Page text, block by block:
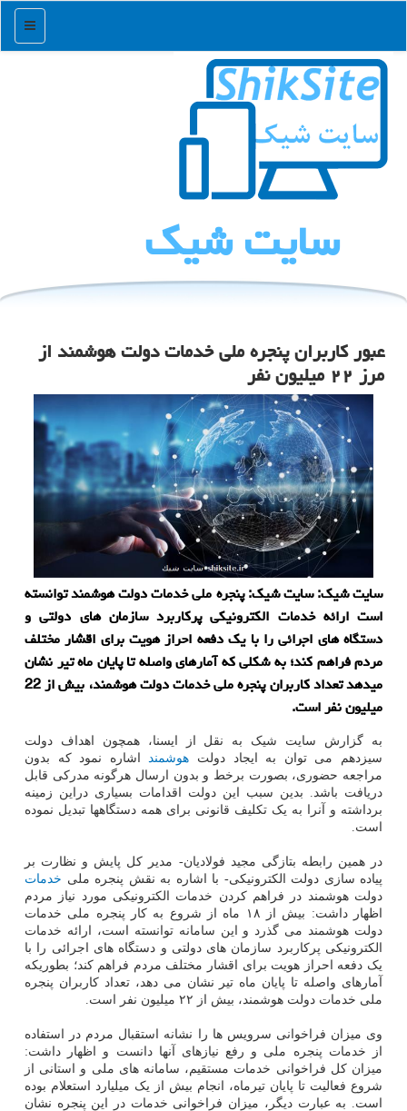
منو
سایت شیك
عبور کاربران پنجره ملی خدمات دولت هوشمند از
مرز ۲۲ میلیون نفر
سایت شیک: سایت شیک: پنجره ملی خدمات دولت هوشمند توانسته
است ارائه خدمات الکترونیکی پرکاربرد سازمان های دولتی و
دستگاه های اجرائی را با یک دفعه احراز هویت برای اقشار مختلف
مردم فراهم کند؛ به شکلی که آمارهای واصله تا پایان ماه تیر نشان
میدهد تعداد کاربران پنجره ملی خدمات دولت هوشمند، بیش از 22
میلیون نفر است.
به گزارش سایت شیک به نقل از ایسنا، همچون اهداف دولت
سیزدهم می توان به ایجاد دولت هوشمند
اشاره نمود که بدون
مراجعه حضوری، بصورت برخط و بدون ارسال هرگونه مدرکی قابل
دریافت باشد. بدین سبب این دولت اقدامات بسیاری دراین زمینه
برداشته و آنرا به یک تکلیف قانونی برای همه دستگاهها تبدیل نموده
است.
در همین رابطه بتازگی مجید فولادیان- مدیر کل پایش و نظارت بر
پیاده سازی دولت الکترونیکی- با اشاره به نقش پنجره ملی خدمات
دولت هوشمند در فراهم کردن خدمات الکترونیکی مورد نیاز مردم
اظهار داشت: بیش از ۱۸ ماه از شروع به کار پنجره ملی خدمات
دولت هوشمند می گذرد و این سامانه توانسته است، ارائه خدمات
الکترونیکی پرکاربرد سازمان های دولتی و دستگاه های اجرائی را با
یک دفعه احراز هویت برای اقشار مختلف مردم فراهم کند؛ بطوریکه
آمارهای واصله تا پایان ماه تیر نشان می دهد، تعداد کاربران پنجره
ملی خدمات دولت هوشمند، بیش از ۲۲ میلیون نفر است.
وی میزان فراخوانی سرویس ها را نشانه استقبال مردم در استفاده
از خدمات پنجره ملی و رفع نیازهای آنها دانست و اظهار داشت:
میزان کل فراخوانی خدمات مستقیم، سامانه های ملی و استانی از
شروع فعالیت تا پایان تیرماه، انجام بیش از یک میلیارد استعلام بوده
است. به عبارت دیگر، میزان فراخوانی خدمات در این پنجره نشان